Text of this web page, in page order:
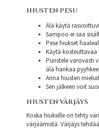
HIUSTEN PESU
Älä käytä
Sampoo ei saa
Pese hiukset
Käytä
Puristele varovasti
älä hankaa
Anna hiusten
Sen jälkeen voit
HIUSTEN VÄRJÄYS
Koska hiuksille on tehty
värjäämistä. Värjäys